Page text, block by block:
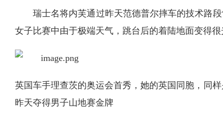
瑞士名将内芙通过昨天范德普尔摔车的技术路
女子比赛中由于极端天气，跳台后的着陆地面变得
英国车手理查茨的奥运会首秀，她的英国同胞，同
昨天夺得男子山地赛金牌